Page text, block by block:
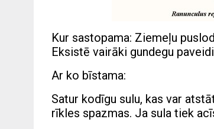
Kur sastopama: Ziemeļu
Eksistē vairāki gundegu
Ar ko bīstama:
Satur kodīgu sulu, kas var
rīkles spazmas. Ja sula tiek